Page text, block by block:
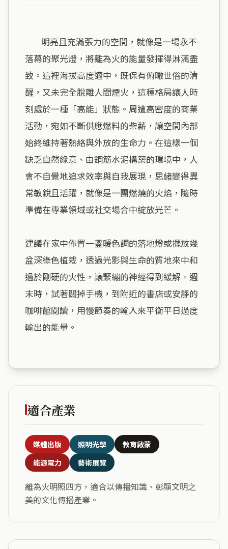
落幕的聚光燈，將離為火的能量發揮得淋漓盡
致。這裡海拔高度適中，既保有俯瞰世俗的清
醒，又未完全脫離人間煙火，這種格局讓人時
刻處於一種「高能」狀態。周遭高密度的商業
活動，宛如不斷供應燃料的柴薪，讓空間內部
始終維持著熱絡與外放的生命力。在這樣一個
缺乏自然綠意、由鋼筋水泥構築的環境中，人
會不自覺地追求效率與自我展現，思緒變得異
常敏銳且活躍，就像是一團燃燒的火焰，隨時
準備在專業領域或社交場合中綻放光芒。
建議在家中佈置一盞暖色調的落地燈或擺放幾
盆深綠色植栽，透過光影與生命的質地來中和
過於剛硬的火性，讓緊繃的神經得到緩解。週
末時，試著關掉手機，到附近的書店或安靜的
咖啡館閱讀，用慢節奏的輸入來平衡平日過度
輸出的能量。
適合產業
媒體出版 照明光學
教育啟蒙
能源電力
藝術展覽
離為火明照四方，適合以傳播知識、彰顯文明之
美的文化傳播產業。